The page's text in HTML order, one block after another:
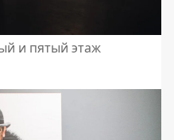
и пятый этаж